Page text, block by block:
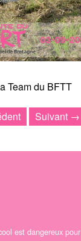
Team du BFTT
Suivant →
est dangereux